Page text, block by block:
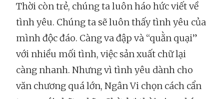
Thời còn trẻ, chúng ta luôn háo hức viết về
tình yêu. Chúng ta sẽ luôn thấy tình yêu của
mình độc đáo. Càng va đập và “quằn quại”
với nhiều mối tình, việc sản xuất chữ lại
càng nhanh. Nhưng vì tình yêu dành cho
văn chương quá lớn, Ngân Vi chọn cách cẩn